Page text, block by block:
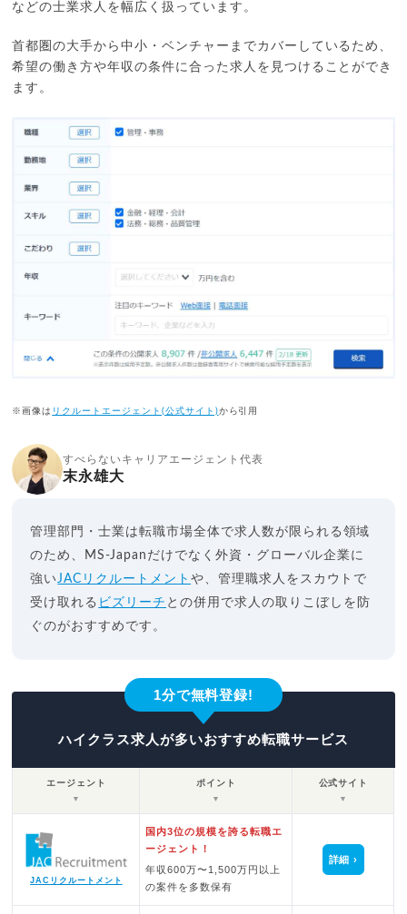
などの士業求人を幅広く扱っています。
首都圏の大手から中小・ベンチャーまでカバーしているため、
希望の働き方や年収の条件に合った求人を見つけることができ
ます。
※画像は リクルートエージェント(公式サイト)から引用
すべらないキャリアエージェント代表
末永雄大
管理部門・士業は転職市場全体で求人数が限られる領域
のため、MS-Japanだけでなく外資・グローバル企業に
強いJACリクルートメント や、管理職求人をスカウトで
受け取れる ビズリーチ との併用で求人の取りこぼしを防
ぐのがおすすめです。
1分で無料登録!
ハイクラス求人が多いおすすめ転職サービス
エージェント
▼
ポイント
▼
公式サイト
▼
JACリクルートメント
国内3位の規模を誇る転職エ
ージェント！
年収600万〜1,500万円以上
の案件を多数保有
詳細